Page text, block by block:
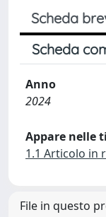
Scheda
Scheda
Anno
2024
Appare nelle
1.1 Articolo in
File in questo